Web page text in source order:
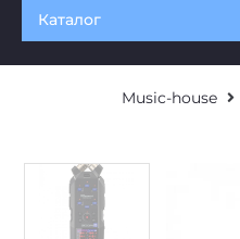
Каталог
Music-house